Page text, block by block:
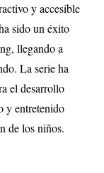
y accesible
sido un éxito
llegando a
La serie ha
el desarrollo
y entretenido
de los niños.